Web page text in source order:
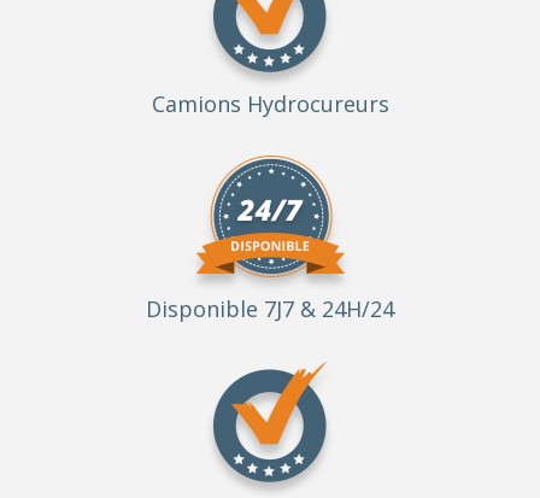
Camions Hydrocureurs
Disponible 7J7 & 24H/24